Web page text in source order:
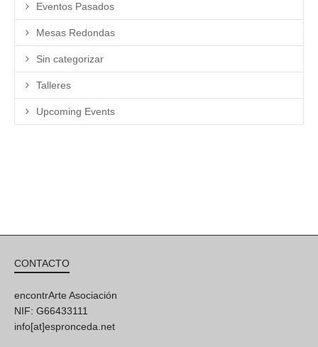
Eventos Pasados
Mesas Redondas
Sin categorizar
Talleres
Upcoming Events
CONTACTO
encontrArte Asociación
NIF: G66433111
info[at]espronceda.net